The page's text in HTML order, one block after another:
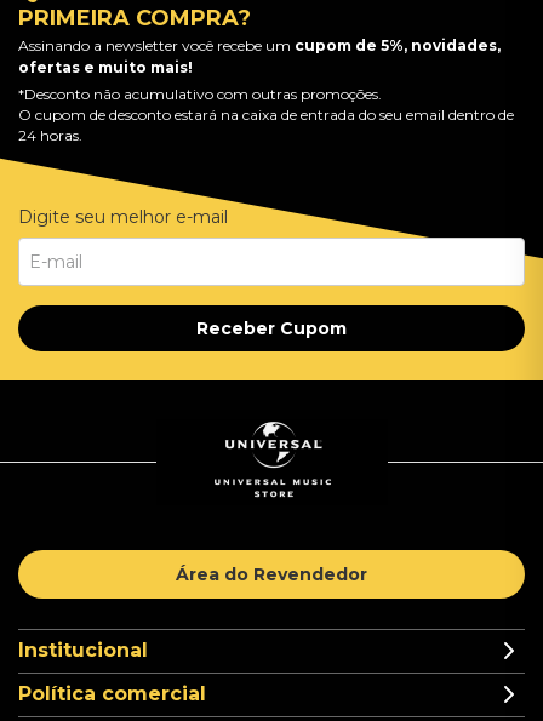
PRIMEIRA COMPRA?
Assinando a newsletter você recebe um cupom de 5%, novidades,
ofertas e muito mais!
*Desconto não acumulativo com outras promoções.
O cupom de desconto estará na caixa de entrada do seu email dentro de
24 horas.
Digite seu melhor e-mail
Receber Cupom
Área do Revendedor
Institucional
Política comercial